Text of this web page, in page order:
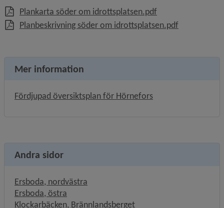
Plankarta söder om idrottsplatsen.pdf, 1.1 MB.
Planbeskrivning söder om idrottsplatsen.pdf, 949.5 kB.
Mer information
Fördjupad översiktsplan för Hörnefors
Andra sidor
Ersboda, nordvästra
Ersboda, östra
Klockarbäcken, Brännlandsberget